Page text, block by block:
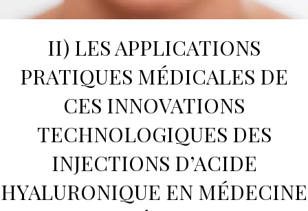
II) LES APPLICATIONS
PRATIQUES MÉDICALES DE
CES INNOVATIONS
TECHNOLOGIQUES DES
INJECTIONS D’ACIDE
HYALURONIQUE EN MÉDECINE